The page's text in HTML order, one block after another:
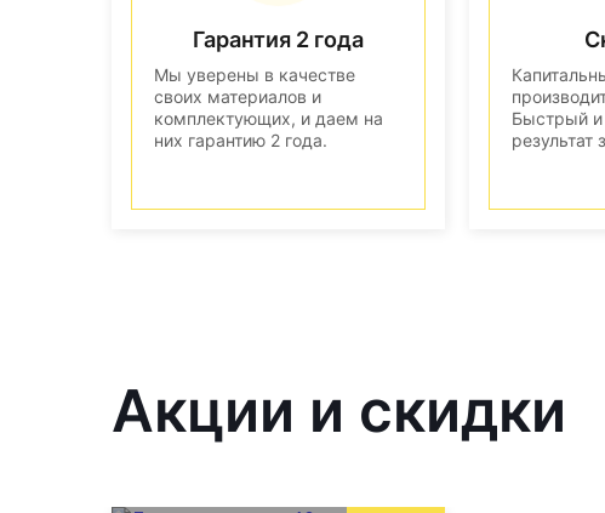
Гарантия 2 года
Мы уверены в качестве
своих материалов и
комплектующих, и даем на
них гарантию 2 года.
Быстрый и
результат
Акции и скидки